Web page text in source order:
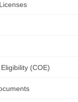
(COE)